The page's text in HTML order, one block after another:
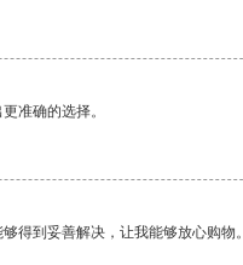
准确的选择。
得到妥善解决，让我能够放心购物。